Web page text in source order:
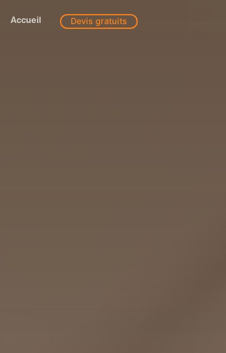
Accueil Devis gratuits